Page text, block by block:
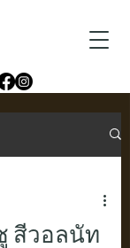
สีวอลนัท